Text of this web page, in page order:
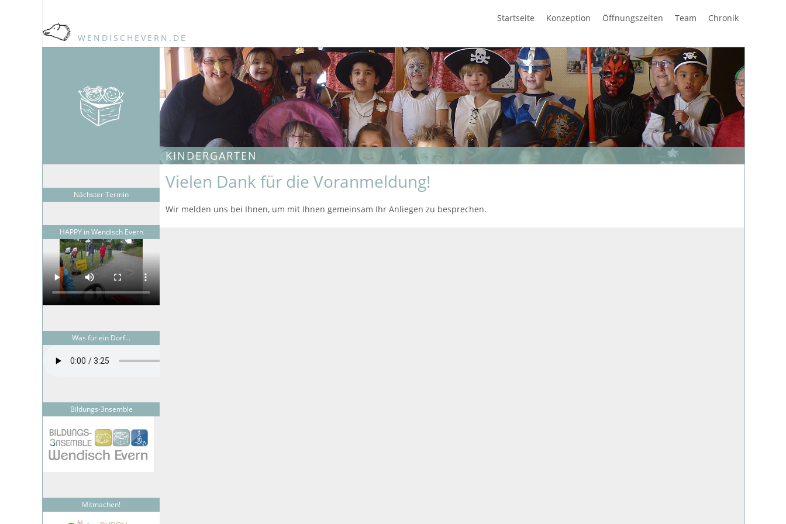
Chronik
Team
Öffnungszeiten
Konzeption
Startseite
WENDISCHEVERN.DE
KINDERGARTEN
Nächster Termin
HAPPY in Wendisch Evern
Was für ein Dorf...
Bildungs-3nsemble
Mitmachen!
Vielen Dank für die Voranmeldung!
Wir melden uns bei Ihnen, um mit Ihnen gemeinsam Ihr Anliegen zu besprechen.